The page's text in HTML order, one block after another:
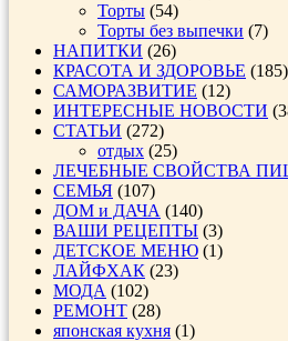
Торты (54)
Торты без выпечки (7)
НАПИТКИ (26)
КРАСОТА И ЗДОРОВЬЕ (185)
САМОРАЗВИТИЕ (12)
ИНТЕРЕСНЫЕ НОВОСТИ
СТАТЬИ (272)
отдых (25)
ЛЕЧЕБНЫЕ СВОЙСТВА
СЕМЬЯ (107)
ДОМ и ДАЧА (140)
ВАШИ РЕЦЕПТЫ (3)
ДЕТСКОЕ МЕНЮ (1)
ЛАЙФХАК (23)
МОДА (102)
РЕМОНТ (28)
японская кухня (1)